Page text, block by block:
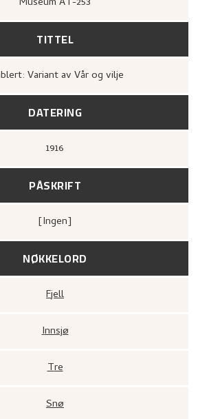
TITTEL
Variant av Vår og vilje
DATERING
1916
PÅSKRIFT
[ingen]
NØKKELORD
Fjell
Innsjø
Tre
Snø